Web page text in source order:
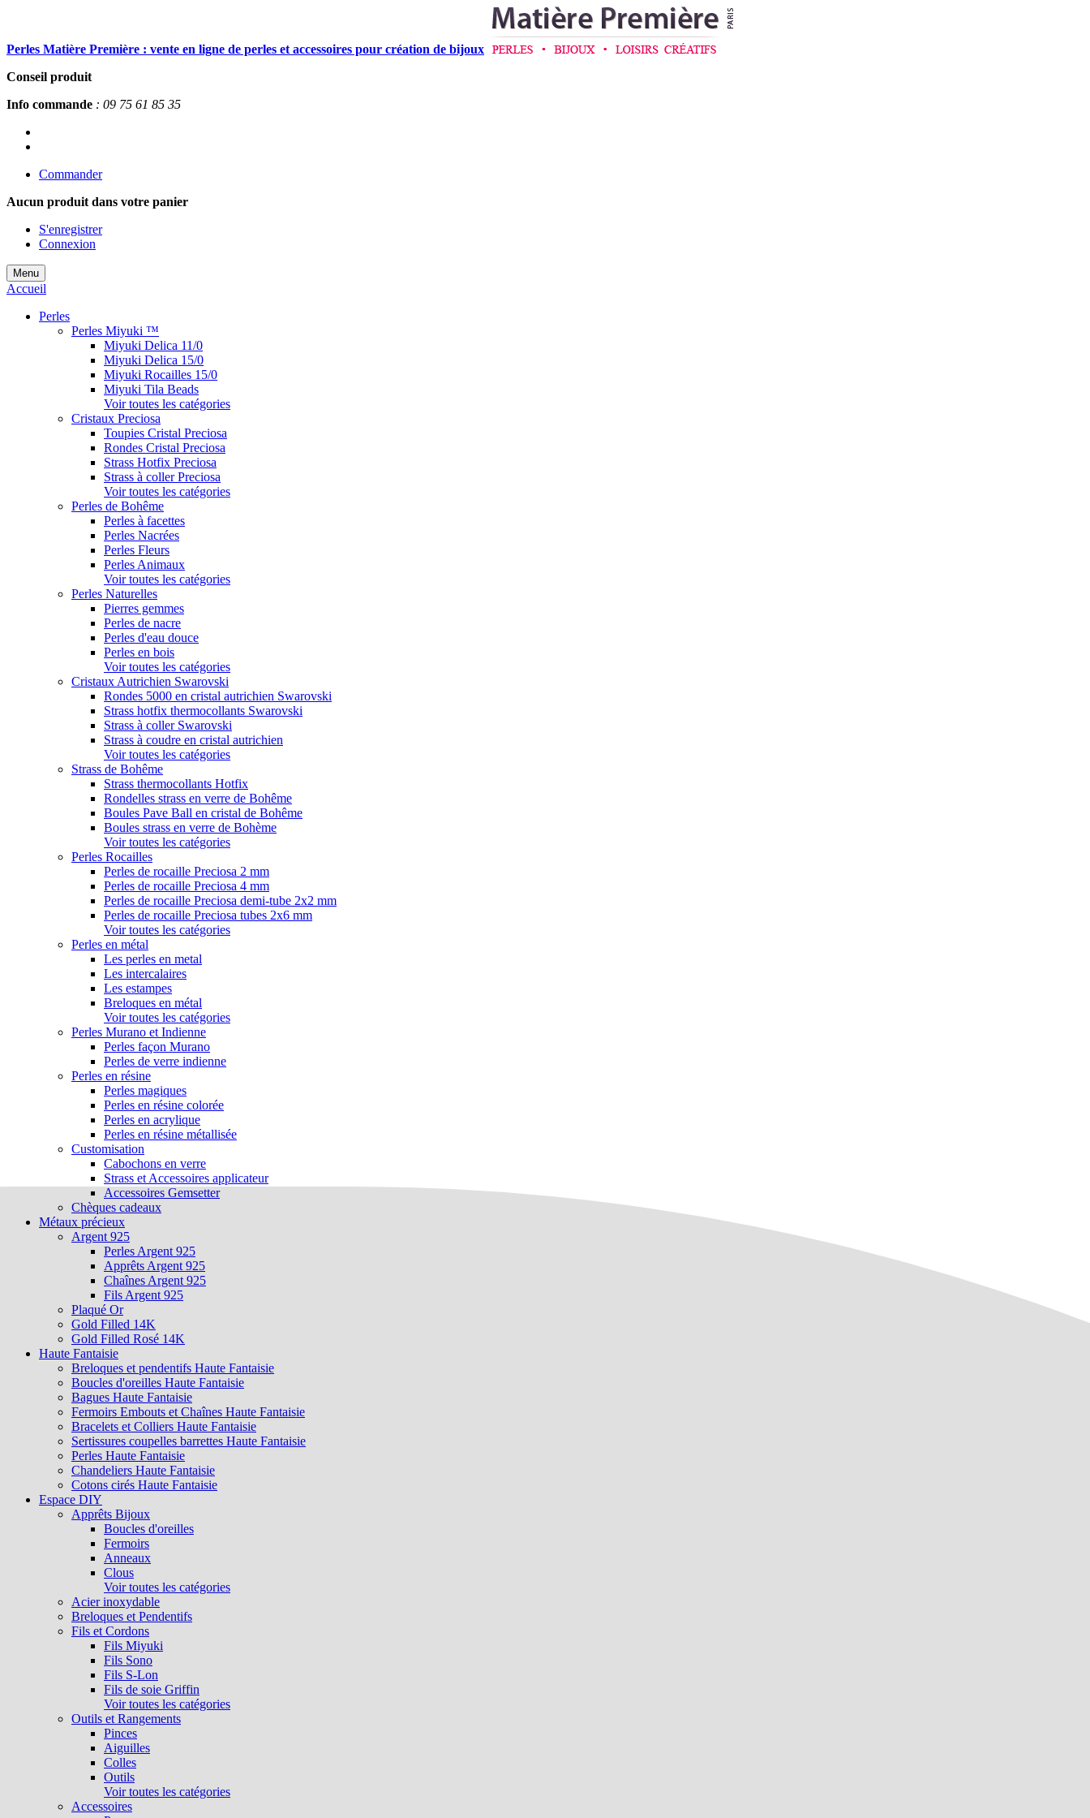
Perles Matière Première : vente en ligne de perles et accessoires pour création de bijoux
Conseil produit
Info commande : 09 75 61 85 35
Commander
Aucun produit dans votre panier
S'enregistrer
Connexion
Menu
Accueil
Perles
Perles Miyuki ™
Miyuki Delica 11/0
Miyuki Delica 15/0
Miyuki Rocailles 15/0
Miyuki Tila Beads
Voir toutes les catégories
Cristaux Preciosa
Toupies Cristal Preciosa
Rondes Cristal Preciosa
Strass Hotfix Preciosa
Strass à coller Preciosa
Voir toutes les catégories
Perles de Bohême
Perles à facettes
Perles Nacrées
Perles Fleurs
Perles Animaux
Voir toutes les catégories
Perles Naturelles
Pierres gemmes
Perles de nacre
Perles d'eau douce
Perles en bois
Voir toutes les catégories
Cristaux Autrichien Swarovski
Rondes 5000 en cristal autrichien Swarovski
Strass hotfix thermocollants Swarovski
Strass à coller Swarovski
Strass à coudre en cristal autrichien
Voir toutes les catégories
Strass de Bohême
Strass thermocollants Hotfix
Rondelles strass en verre de Bohême
Boules Pave Ball en cristal de Bohême
Boules strass en verre de Bohème
Voir toutes les catégories
Perles Rocailles
Perles de rocaille Preciosa 2 mm
Perles de rocaille Preciosa 4 mm
Perles de rocaille Preciosa demi-tube 2x2 mm
Perles de rocaille Preciosa tubes 2x6 mm
Voir toutes les catégories
Perles en métal
Les perles en metal
Les intercalaires
Les estampes
Breloques en métal
Voir toutes les catégories
Perles Murano et Indienne
Perles façon Murano
Perles de verre indienne
Perles en résine
Perles magiques
Perles en résine colorée
Perles en acrylique
Perles en résine métallisée
Customisation
Cabochons en verre
Strass et Accessoires applicateur
Accessoires Gemsetter
Chèques cadeaux
Métaux précieux
Argent 925
Perles Argent 925
Apprêts Argent 925
Chaînes Argent 925
Fils Argent 925
Plaqué Or
Gold Filled 14K
Gold Filled Rosé 14K
Haute Fantaisie
Breloques et pendentifs Haute Fantaisie
Boucles d'oreilles Haute Fantaisie
Bagues Haute Fantaisie
Fermoirs Embouts et Chaînes Haute Fantaisie
Bracelets et Colliers Haute Fantaisie
Sertissures coupelles barrettes Haute Fantaisie
Perles Haute Fantaisie
Chandeliers Haute Fantaisie
Cotons cirés Haute Fantaisie
Espace DIY
Apprêts Bijoux
Boucles d'oreilles
Fermoirs
Anneaux
Clous
Voir toutes les catégories
Acier inoxydable
Breloques et Pendentifs
Fils et Cordons
Fils Miyuki
Fils Sono
Fils S-Lon
Fils de soie Griffin
Voir toutes les catégories
Outils et Rangements
Pinces
Aiguilles
Colles
Outils
Voir toutes les catégories
Accessoires